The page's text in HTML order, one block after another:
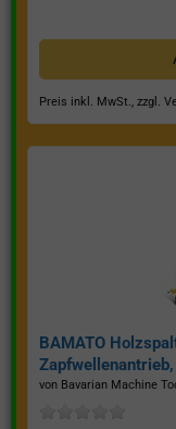
Preis inkl. MwSt., zzgl.
BAMATO
Spaltkraft 22
von Bavarian Machine